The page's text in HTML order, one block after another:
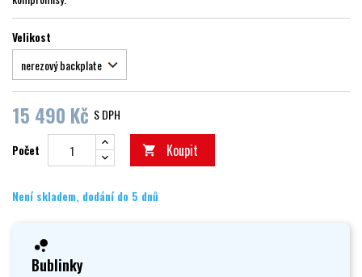
Velikost
15 490 Kč S DPH
Počet  Koupit
Není skladem, dodání do 5 dnů
Bublinky